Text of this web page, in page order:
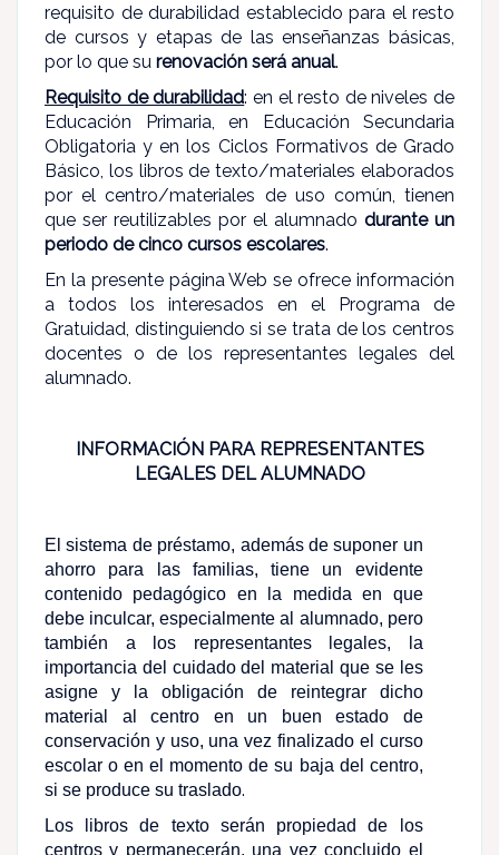
requisito de durabilidad establecido para el resto
de cursos y etapas de las enseñanzas básicas,
por lo que su renovación será anual.
Requisito de durabilidad: en el resto de niveles de
Educación Primaria, en Educación Secundaria
Obligatoria y en los Ciclos Formativos de Grado
Básico, los libros de texto/materiales elaborados
por el centro/materiales de uso común, tienen
que ser reutilizables por el alumnado durante un
periodo de cinco cursos escolares.
En la presente página Web se ofrece información
a todos los interesados en el Programa de
Gratuidad, distinguiendo si se trata de los centros
docentes o de los representantes legales del
alumnado.
INFORMACIÓN PARA REPRESENTANTES
LEGALES DEL ALUMNADO
El sistema de préstamo, además de suponer un
ahorro para las familias, tiene un evidente
contenido pedagógico en la medida en que
debe inculcar, especialmente al alumnado, pero
también a los representantes legales, la
importancia del cuidado del material que se les
asigne y la obligación de reintegrar dicho
material al centro en un buen estado de
conservación y uso, una vez finalizado el curso
escolar o en el momento de su baja del centro,
si se produce su traslado.
Los libros de texto serán propiedad de los
centros y permanecerán, una vez concluido el